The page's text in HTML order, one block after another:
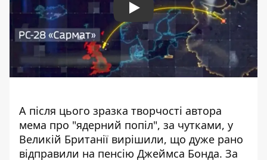
Play
А після цього зразка творчості автора
мема про "ядерний попіл", за чутками, у
Великій Британії вирішили, що дуже рано
відправили на пенсію Джеймса Бонда. За